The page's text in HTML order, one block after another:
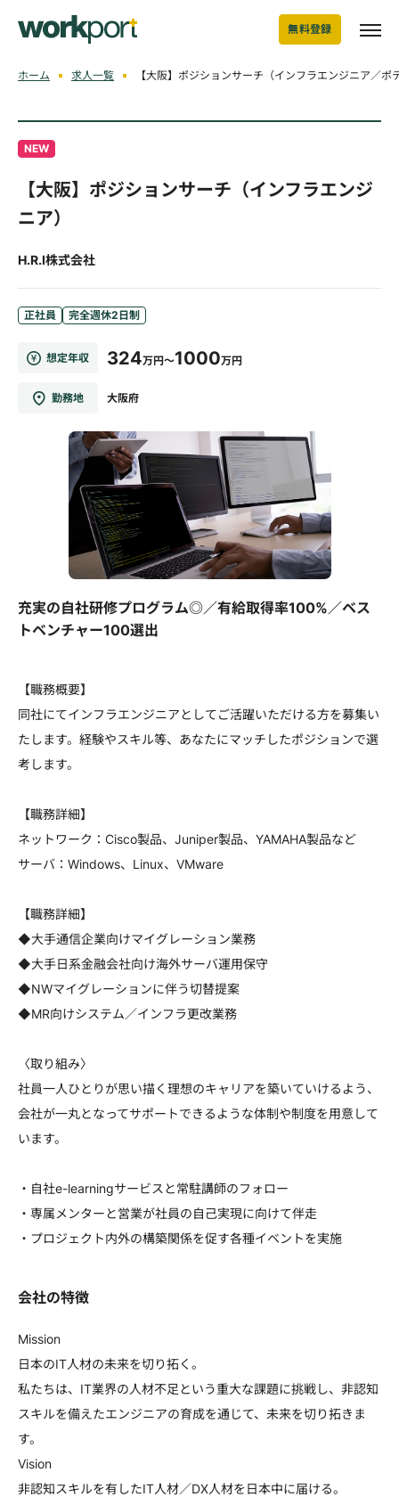
無料登録
ホーム 求人一覧 【大阪】ポジションサーチ（インフラエンジニア／
NEW
【大阪】ポジションサーチ（インフラエンジ
ニア）
H.R.I株式会社
正社員 完全週休2日制
想定年収 324万円～1000万円
勤務地 大阪府
充実の自社研修プログラム◎／有給取得率100%／ベス
トベンチャー100選出
【職務概要】
同社にてインフラエンジニアとしてご活躍いただける方を募集い
たします。経験やスキル等、あなたにマッチしたポジションで選
考します。
【職務詳細】
ネットワーク：Cisco製品、Juniper製品、YAMAHA製品など
サーバ：Windows、Linux、VMware
【職務詳細】
◆大手通信企業向けマイグレーション業務
◆大手日系金融会社向け海外サーバ運用保守
◆NWマイグレーションに伴う切替提案
◆MR向けシステム／インフラ更改業務
〈取り組み〉
社員一人ひとりが思い描く理想のキャリアを築いていけるよう、
会社が一丸となってサポートできるような体制や制度を用意して
います。
・自社e-learningサービスと常駐講師のフォロー
・専属メンターと営業が社員の自己実現に向けて伴走
・プロジェクト内外の構築関係を促す各種イベントを実施
会社の特徴
Mission
日本のIT人材の未来を切り拓く。
私たちは、IT業界の人材不足という重大な課題に挑戦し、非認知
スキルを備えたエンジニアの育成を通じて、未来を切り拓きま
す。
Vision
非認知スキルを有したIT人材／DX人材を日本中に届ける。